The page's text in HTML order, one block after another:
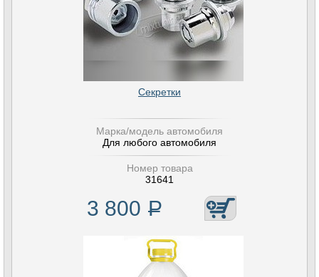
Секретки
Марка/модель автомобиля
Для любого автомобиля
Номер товара
31641
3 800 Р